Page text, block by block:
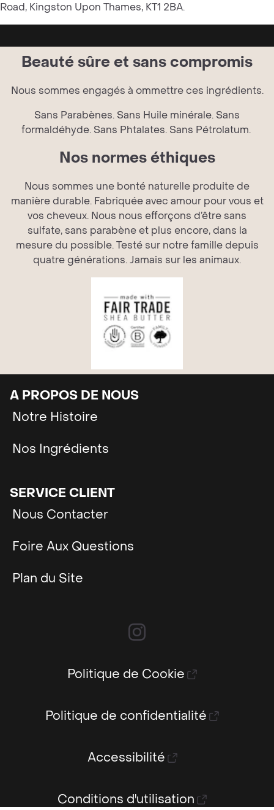
Road, Kingston Upon Thames, KT1 2BA.
Beauté sûre et sans compromis
Nous sommes engagés à ommettre ces ingrédients.
Sans Parabènes. Sans Huile minérale. Sans
formaldéhyde. Sans Phtalates. Sans Pétrolatum.
Nos normes éthiques
Nous sommes une bonté naturelle produite de
manière durable. Fabriquée avec amour pour vous et
vos cheveux. Nous nous efforçons d’être sans
sulfate, sans parabène et plus encore, dans la
mesure du possible. Testé sur notre famille depuis
quatre générations. Jamais sur les animaux.
A PROPOS DE NOUS
Notre Histoire
Nos Ingrédients
SERVICE CLIENT
Nous Contacter
Foire Aux Questions
Plan du Site
Politique de Cookie
Politique de confidentialité
Accessibilité
Conditions d'utilisation